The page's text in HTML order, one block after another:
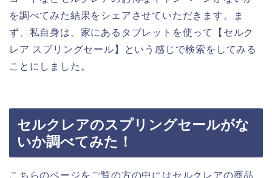
を調べてみた結果をシェアさせていただきます。ま
ず、私自身は、家にあるタブレットを使って【セルク
レア スプリングセール】という感じで検索をしてみる
ことにしました。
セルクレアのスプリングセールがな
いか調べてみた！
こちらのページをご覧の方の中にはセルクレアの商品